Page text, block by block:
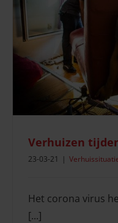
Verhuizen
23-03-21 |
Het corona virus
[...]